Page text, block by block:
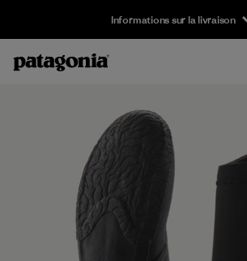
Informations sur la livraison